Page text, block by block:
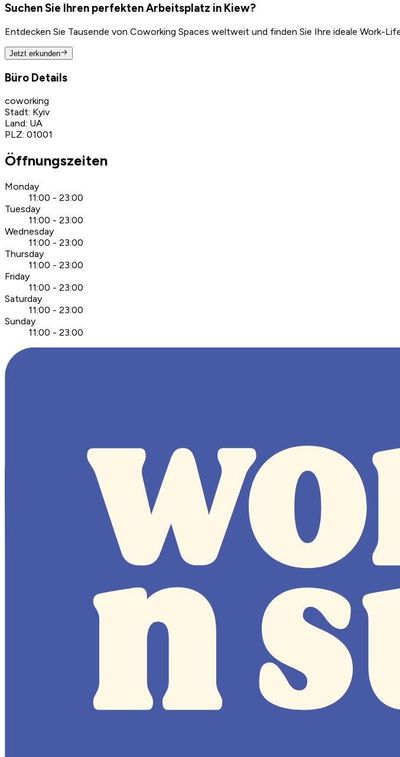
Suchen Sie Ihren perfekten Arbeitsplatz in Kiew?
Entdecken Sie Tausende von Coworking Spaces weltweit und finden Sie Ihre ideale Work-
Jetzt erkunden
Büro Details
coworking
Stadt: Kyiv
Land: UA
PLZ: 01001
Öffnungszeiten
Monday
11:00 - 23:00
Tuesday
11:00 - 23:00
Wednesday
11:00 - 23:00
Thursday
11:00 - 23:00
Friday
11:00 - 23:00
Saturday
11:00 - 23:00
Sunday
11:00 - 23:00